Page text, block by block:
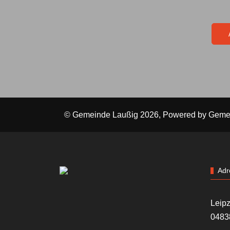
© Gemeinde Laußig 2026, Powered by